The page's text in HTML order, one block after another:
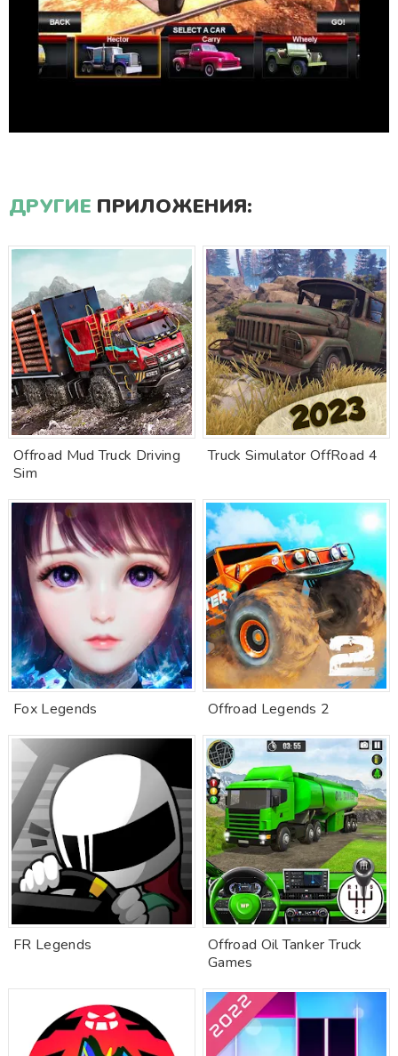
ДРУГИЕ ПРИЛОЖЕНИЯ:
Offroad Mud Truck Driving
Sim
Truck Simulator OffRoad 4
Fox Legends Offroad Legends 2
FR Legends
Offroad Oil Tanker Truck
Games